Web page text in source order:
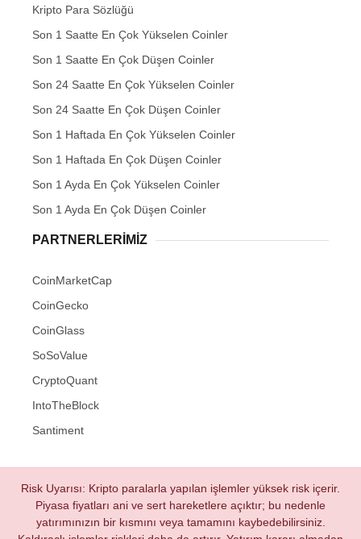
Kripto Para Sözlüğü
Son 1 Saatte En Çok Yükselen Coinler
Son 1 Saatte En Çok Düşen Coinler
Son 24 Saatte En Çok Yükselen Coinler
Son 24 Saatte En Çok Düşen Coinler
Son 1 Haftada En Çok Yükselen Coinler
Son 1 Haftada En Çok Düşen Coinler
Son 1 Ayda En Çok Yükselen Coinler
Son 1 Ayda En Çok Düşen Coinler
PARTNERLERIMIZ
CoinMarketCap
CoinGecko
CoinGlass
SoSoValue
CryptoQuant
IntoTheBlock
Santiment
Risk Uyarısı: Kripto paralarla yapılan işlemler yüksek risk içerir.
Piyasa fiyatları ani ve sert hareketlere açıktır; bu nedenle
yatırımınızın bir kısmını veya tamamını kaybedebilirsiniz.